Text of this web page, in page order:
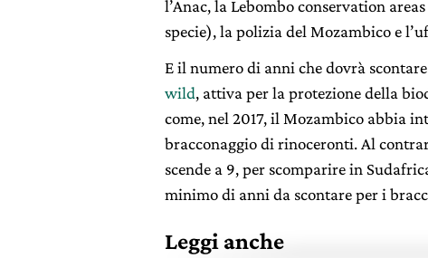
l’Anac, la Lebombo conservation
specie), la polizia del Mozambico e
E il numero di anni che dovrà
wild, attiva per la protezione della
come, nel 2017, il Mozambico abbia
bracconaggio di rinoceronti. Al
scende a 9, per scomparire in
minimo di anni da scontare per i
Leggi anche